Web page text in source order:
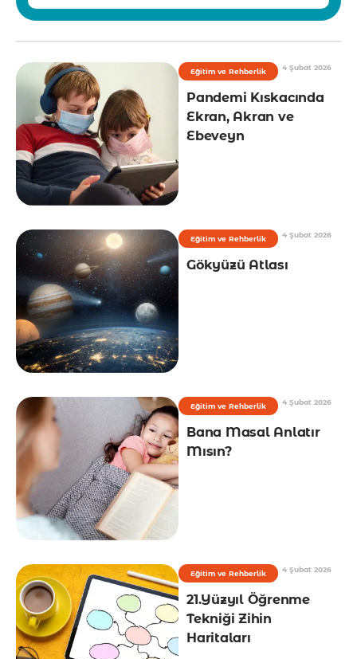
Eğitim ve Rehberlik 4 Şubat 2026
Pandemi Kıskacında
Ekran, Akran ve
Ebeveyn
Eğitim ve Rehberlik 4 Şubat 2026
Gökyüzü Atlası
Eğitim ve Rehberlik 4 Şubat 2026
Bana Masal Anlatır
Mısın?
Eğitim ve Rehberlik 4 Şubat 2026
21.Yüzyıl Öğrenme
Tekniği Zihin
Haritaları